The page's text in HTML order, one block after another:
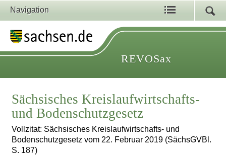
Navigation
REVOSax
Sächsisches Kreislaufwirtschafts-
und Bodenschutzgesetz
Vollzitat: Sächsisches Kreislaufwirtschafts- und
Bodenschutzgesetz vom 22. Februar 2019 (SächsGVBl.
S. 187)